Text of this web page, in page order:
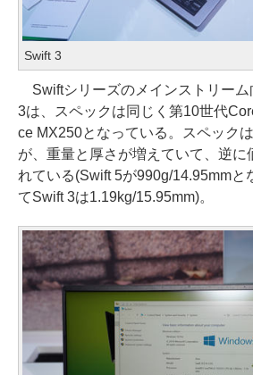
Swift 3
Swiftシリーズのメインストリーム
3は、スペックは同じく第10世代
ce MX250となっている。スペック
が、重量と厚さが増えていて、逆に
れている(Swift 5が990g/14.95mmと
てSwift 3は1.19kg/15.95mm)。